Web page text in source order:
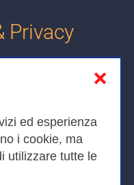
ed esperienza
i cookie, ma
utilizzare tutte le
❌
Privacy